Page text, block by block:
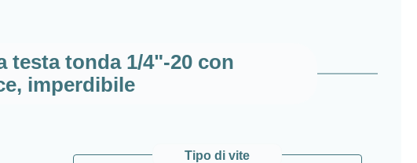
testa tonda 1/4"-20 con
imperdibile
Tipo di vite